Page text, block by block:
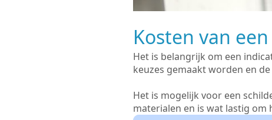
Kosten van
Het is belangrijk om een
keuzes gemaakt worden en
Het is mogelijk voor een
materialen en is wat lastig om